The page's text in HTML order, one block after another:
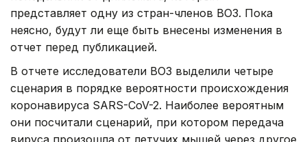
представляет одну из стран-членов ВОЗ. Пока
неясно, будут ли еще быть внесены изменения в
отчет перед публикацией.
В отчете исследователи ВОЗ выделили четыре
сценария в порядке вероятности происхождения
коронавируса SARS-CoV-2. Наиболее вероятным
они посчитали сценарий, при котором передача
вируса произошла от летучих мышей через другое